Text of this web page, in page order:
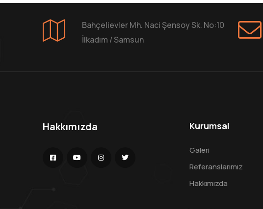
Bahçelievler Mh. Naci Şensoy Sk. No:10
İlkadım / Samsun
Hakkımızda Kurumsal
Galeri
Referanslarımız
Hakkımızda